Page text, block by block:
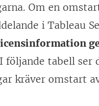
Om en
i Tableau
följande tabell ser
kräver omstart